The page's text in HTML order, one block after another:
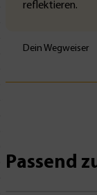
reflektieren.
Dein Wegweiser
Passend